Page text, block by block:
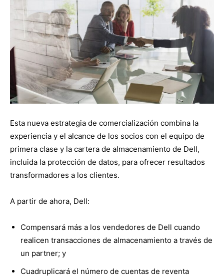
Esta nueva estrategia de comercialización combina la
experiencia y el alcance de los socios con el equipo de
primera clase y la cartera de almacenamiento de Dell,
incluida la protección de datos, para ofrecer resultados
transformadores a los clientes.
A partir de ahora, Dell:
Compensará más a los vendedores de Dell cuando
realicen transacciones de almacenamiento a través de
un partner; y
Cuadruplicará el número de cuentas de reventa